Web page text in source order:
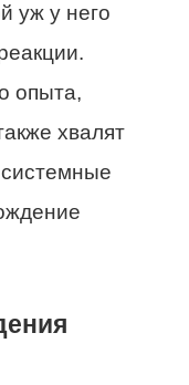
уж у него
опыта,
хвалят